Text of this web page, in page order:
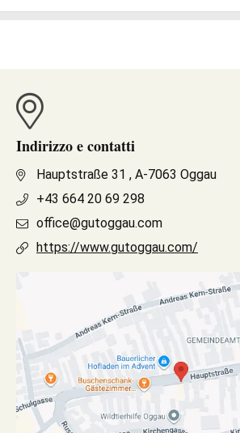
Indirizzo e contatti
Hauptstraße 31 , A-7063 Oggau
+43 664 20 69 298
office@gutoggau.com
https://www.gutoggau.com/